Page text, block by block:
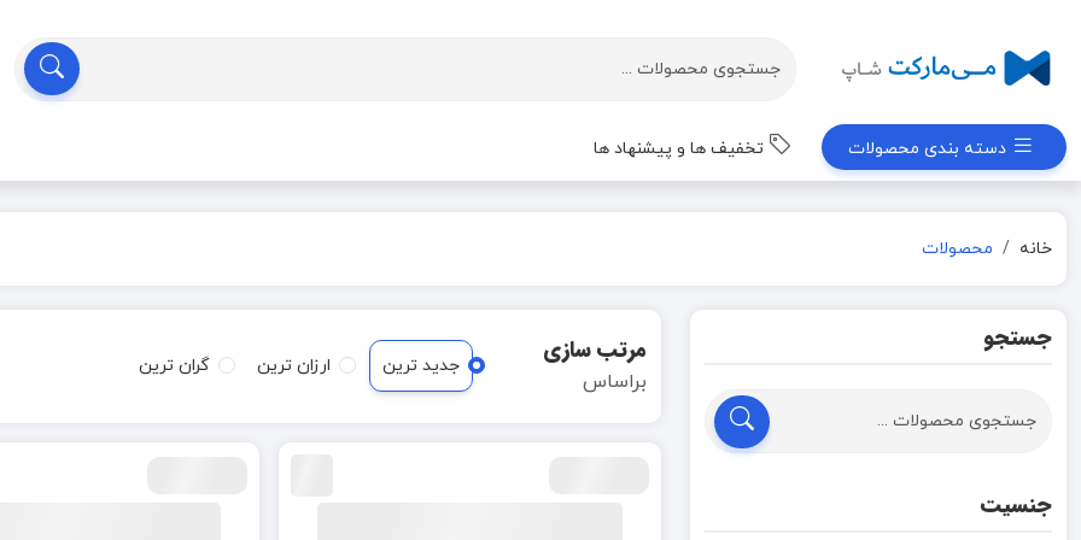
دسته بندی محصولات تخفیف ها و پیشنهاد ها
خانه محصولات
جستجو
جنسیت
مرتب سازی
براساس
جدید ترین ارزان ترین گران ترین